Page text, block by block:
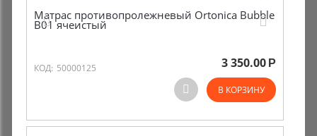
Матрас противопролежневый Ortonica Bubble
B01 ячеистый
КОД: 50000125 3 350.00 Р
В КОРЗИНУ